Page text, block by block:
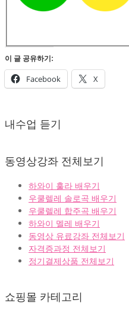
이 글 공유하기:
Facebook X
02-
내수업 듣기
동영상강좌 전체보기
하와이 훌라 배우기
우쿨렐레 솔로곡 배우기
우쿨렐레 합주곡 배우기
하와이 멜레 배우기
동영상 유료강좌 전체보기
자격증과정 전체보기
정기결제상품 전체보기
쇼핑몰 카테고리